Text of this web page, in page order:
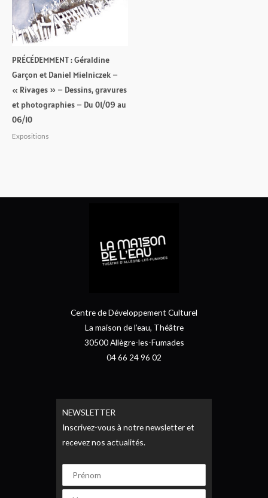
PRÉCÉDEMMENT : Géraldine
Garçon et Daniel Mielniczek –
« Rivages » – Dessins, gravures
et photographies – Du 01/09 au
06/10
Expositions
Centre de Développement Culturel
La maison de l’eau, Théâtre
30500 Allègre-les-Fumades
04 66 24 96 02
NEWSLETTER
Inscrivez-vous à notre newsletter et
recevez nos actualités.